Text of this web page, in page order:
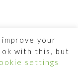
your
ok with this, but
settings